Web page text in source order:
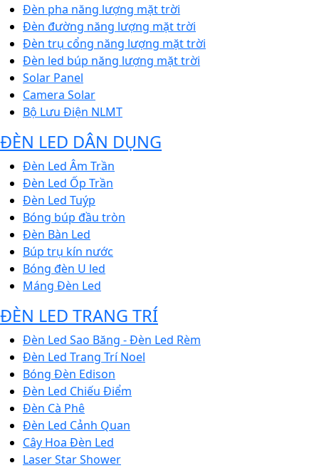
Đèn pha năng lượng mặt trời
Đèn đường năng lượng mặt trời
Đèn trụ cổng năng lượng mặt trời
Đèn led búp năng lượng mặt trời
Solar Panel
Camera Solar
Bộ Lưu Điện NLMT
ĐÈN LED DÂN DỤNG
Đèn Led Âm Trần
Đèn Led Ốp Trần
Đèn Led Tuýp
Bóng búp đầu tròn
Đèn Bàn Led
Búp trụ kín nước
Bóng đèn U led
Máng Đèn Led
ĐÈN LED TRANG TRÍ
Đèn Led Sao Băng - Đèn Led Rèm
Đèn Led Trang Trí Noel
Bóng Đèn Edison
Đèn Led Chiếu Điểm
Đèn Cà Phê
Đèn Led Cảnh Quan
Cây Hoa Đèn Led
Laser Star Shower